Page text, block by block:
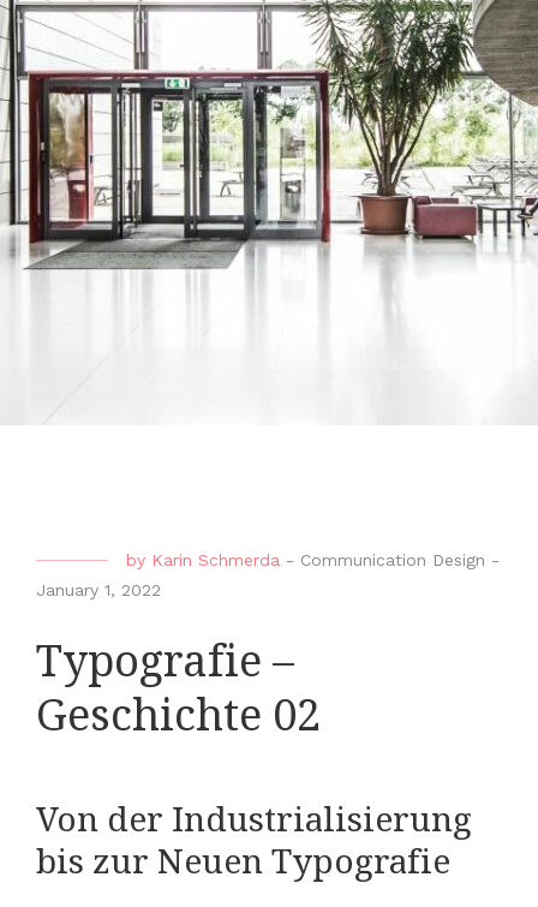
by Karin Schmerda - Communication Design -
January 1, 2022
Typografie –
Geschichte 02
Von der Industrialisierung
bis zur Neuen Typografie